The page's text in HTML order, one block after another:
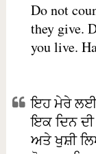
Do not
they give.
you live.
ਇਹ ਮੇਰੇ
ਇਕ ਦਿਨ
ਅਤੇ ਖੁਸ਼ੀ